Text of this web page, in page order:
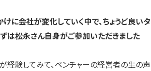
けに会社が変化していく中で、ちょうど良いタ
ずは松永さん自身がご参加いただきました
経験してみて、ベンチャーの経営者の生の声